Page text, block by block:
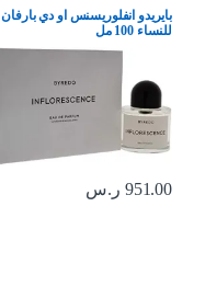
بايريدو انفلوريسنس او دي بارفان
للنساء 100 مل
951.00 ر.س